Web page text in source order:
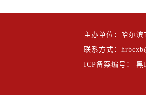
主办单位：哈尔
联系方式：
ICP备案编号： 黑